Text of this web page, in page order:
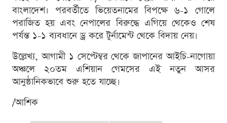
বাংলাদেশ। পরবর্তীতে ভিয়েতনামের বিপক্ষে ৬-১ গোলে
পরাজিত হয় এবং নেপালের বিরুদ্ধে এগিয়ে থেকেও শেষ
পর্যন্ত ১-১ ব্যবধানে ড্র করে টুর্নামেন্ট থেকে বিদায় নেয়।
উল্লেখ্য, আগামী ১ সেপ্টেম্বর থেকে জাপানের আইচি-নাগোয়া
অঞ্চলে ২০তম এশিয়ান গেমসের এই নতুন আসর
আনুষ্ঠানিকভাবে শুরু হতে যাচ্ছে।
/আশিক